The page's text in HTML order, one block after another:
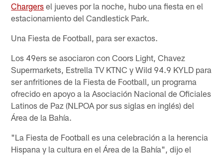
Chargers el jueves por la noche, hubo una fiesta en el
estacionamiento del Candlestick Park.
Una Fiesta de Football, para ser exactos.
Los 49ers se asociaron con Coors Light, Chavez
Supermarkets, Estrella TV KTNC y Wild 94.9 KYLD para
ser anfritiones de la Fiesta de Football, un programa
ofrecido en apoyo a la Asociación Nacional de Oficiales
Latinos de Paz (NLPOA por sus siglas en inglés) del
Área de la Bahía.
"La Fiesta de Football es una celebración a la herencia
Hispana y la cultura en el Área de la Bahía", dijo el